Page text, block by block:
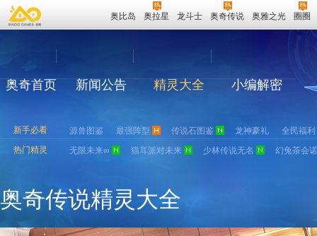
奥比岛 奥拉星 龙斗士 奥奇传说 奥雅之光 圈圈
奥奇首页 新闻公告 精灵大全 小编解密
新手必看 源兽图鉴 最强阵型 传说石图鉴 龙神豪礼
全民福利
热门精灵
无限未来∞ 猫耳派对未来 少林传说无名 幻兔茶会
奥奇传说精灵大全